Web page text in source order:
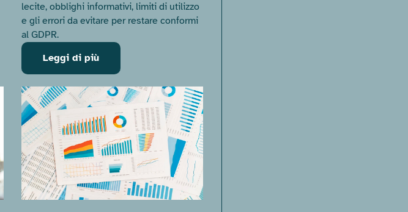
lecite, obblighi informativi, limiti di utilizzo
e gli errori da evitare per restare conformi
al GDPR.
Leggi di più